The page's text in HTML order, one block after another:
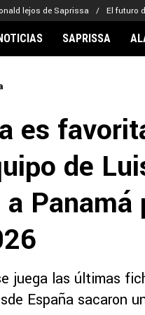
lejos de Saprissa El futuro
Kervin Arriaga
Nathaniel
SAPRISSA
es
de
juega las últimas
España sacaron